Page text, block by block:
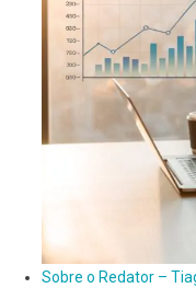
Sobre o Redator –